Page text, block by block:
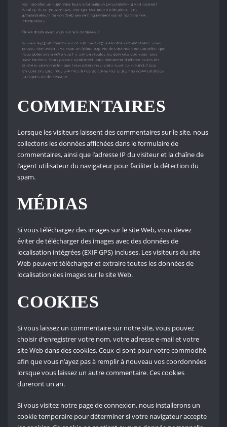
COMMENTAIRES
Lorsque les visiteurs laissent des commentaires sur le site, nous
collectons les données affichées dans le formulaire de
commentaires, ainsi que l’adresse IP du visiteur et la chaîne de
l’agent utilisateur du navigateur pour faciliter la détection du
spam.
MÉDIAS
Si vous téléchargez des images sur le site Web, vous devez
éviter de télécharger des images avec des données de
localisation intégrées (EXIF GPS) incluses. Les visiteurs du site
Web peuvent télécharger et extraire toutes les données de
localisation des images sur le site Web.
COOKIES
Si vous laissez un commentaire sur notre site, vous pouvez
choisir d’enregistrer votre nom, votre adresse e-mail et votre
site Web dans des cookies. Ceux-ci sont pour votre commodité
afin que vous n’ayez pas à remplir à nouveau vos coordonnées
lorsque vous laissez un autre commentaire. Ces cookies
dureront un an.
Si vous visitez notre page de connexion, nous installerons un
cookie temporaire pour déterminer si votre navigateur accepte